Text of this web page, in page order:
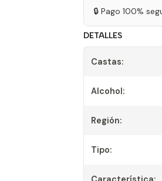
🔒 Pago 100%
DETALLES
Castas:
Alcohol:
Región:
Tipo: